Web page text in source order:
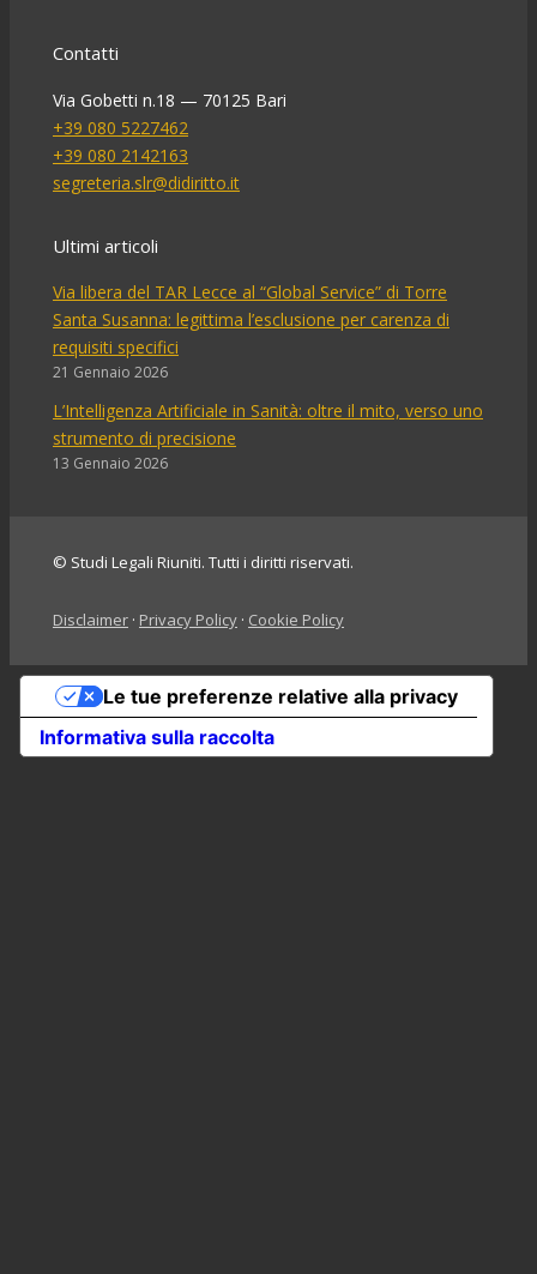
Contatti
Via Gobetti n.18 — 70125 Bari
+39 080 5227462
+39 080 2142163
segreteria.slr@didiritto.it
Ultimi articoli
Via libera del TAR Lecce al “Global Service” di Torre
Santa Susanna: legittima l’esclusione per carenza di
requisiti specifici
21 Gennaio 2026
L’Intelligenza Artificiale in Sanità: oltre il mito, verso uno
strumento di precisione
13 Gennaio 2026
© Studi Legali Riuniti. Tutti i diritti riservati.
Disclaimer · Privacy Policy · Cookie Policy
Informativa sulla raccolta
Le tue preferenze relative alla privacy